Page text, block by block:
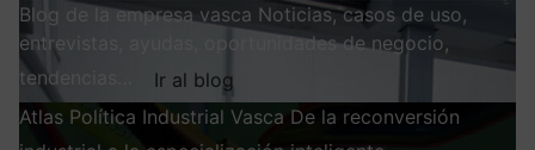
Blog de la empresa vasca Noticias, casos de uso,
entrevistas, ayudas, oportunidades de negocio,
tendencias…
Ir al blog
Atlas Política Industrial Vasca De la reconversión